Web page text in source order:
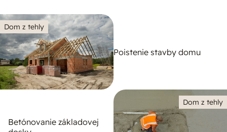
Dom z tehly
Poistenie stavby domu
Dom z tehly
Betónovanie základovej